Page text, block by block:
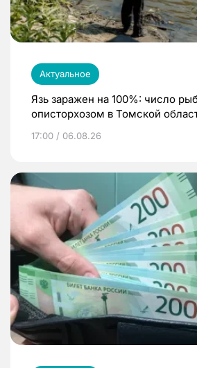
Актуальное
Язь заражен на 100%: число
описторхозом в Томской
17:00 / 06.08.26